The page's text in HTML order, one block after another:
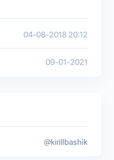
04-08-2018 20:12
09-01-2021
@kirillbashik